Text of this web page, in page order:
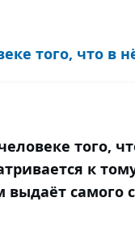
того, что в
того,
к
самого